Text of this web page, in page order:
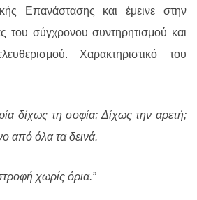
Επανάστασης και έμεινε στην
του σύγχρονου συντηρητισμού και
Χαρακτηριστικό του
δίχως τη σοφία; Δίχως την αρετή;
από όλα τα δεινά.
χωρίς όρια.”